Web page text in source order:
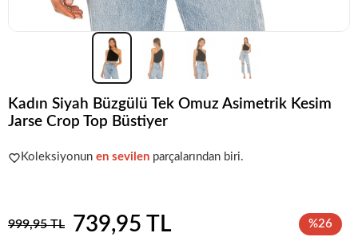
Kadın Siyah Büzgülü Tek Omuz Asimetrik Kesim
Jarse Crop Top Büstiyer
Popüler seçim! Gardırobunuz için harika bir tercih.
Koleksiyonun en sevilen parçalarından biri.
999,95 TL 739,95 TL %26